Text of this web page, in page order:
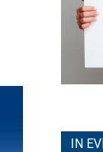
IN